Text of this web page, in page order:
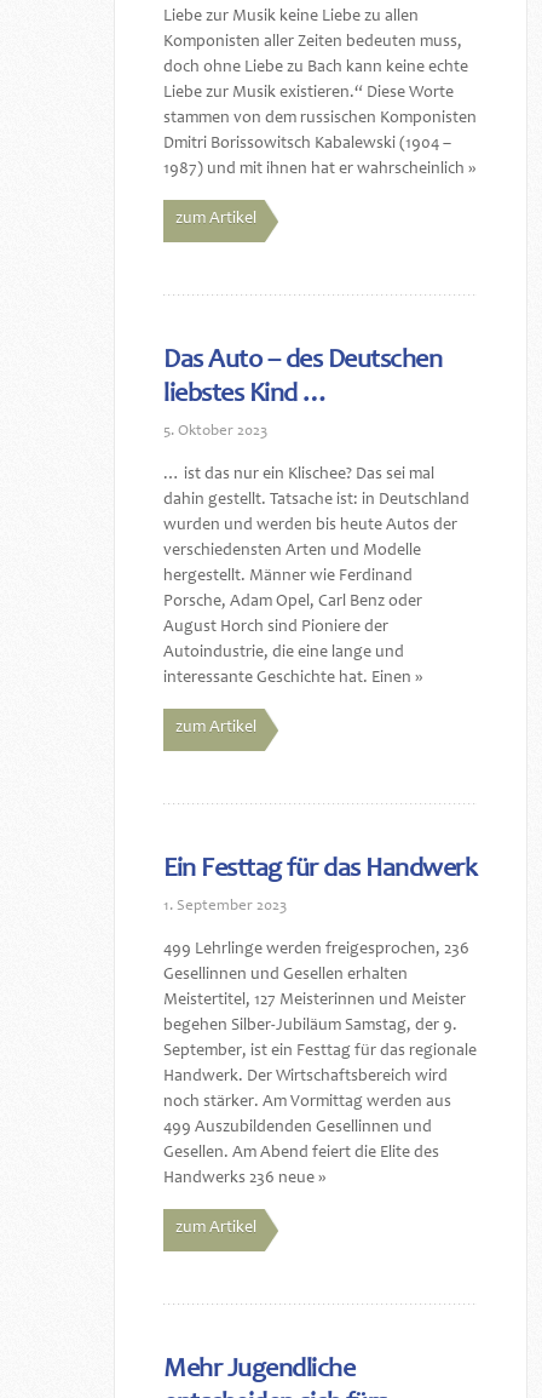
Liebe zur Musik keine Liebe zu allen
Komponisten aller Zeiten bedeuten muss,
doch ohne Liebe zu Bach kann keine echte
Liebe zur Musik existieren.“ Diese Worte
stammen von dem russischen Komponisten
Dmitri Borissowitsch Kabalewski (1904 –
1987) und mit ihnen hat er wahrscheinlich »
zum Artikel
Das Auto – des Deutschen
liebstes Kind …
5. Oktober 2023
… ist das nur ein Klischee? Das sei mal
dahin gestellt. Tatsache ist: in Deutschland
wurden und werden bis heute Autos der
verschiedensten Arten und Modelle
hergestellt. Männer wie Ferdinand
Porsche, Adam Opel, Carl Benz oder
August Horch sind Pioniere der
Autoindustrie, die eine lange und
interessante Geschichte hat. Einen »
zum Artikel
Ein Festtag für das Handwerk
1. September 2023
499 Lehrlinge werden freigesprochen, 236
Gesellinnen und Gesellen erhalten
Meistertitel, 127 Meisterinnen und Meister
begehen Silber-Jubiläum Samstag, der 9.
September, ist ein Festtag für das regionale
Handwerk. Der Wirtschaftsbereich wird
noch stärker. Am Vormittag werden aus
499 Auszubildenden Gesellinnen und
Gesellen. Am Abend feiert die Elite des
Handwerks 236 neue »
zum Artikel
Mehr Jugendliche